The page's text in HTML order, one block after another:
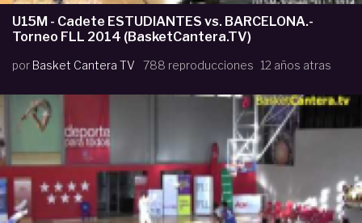
U15M - Cadete ESTUDIANTES vs. BARCELONA.-
Torneo FLL 2014 (BasketCantera.TV)
por Basket Cantera TV 788 reproducciones 12 años atras